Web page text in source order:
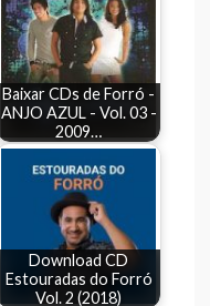
Baixar CDs de Forró -
ANJO AZUL - Vol. 03 -
2009…
Download CD
Estouradas do Forró
Vol. 2 (2018)